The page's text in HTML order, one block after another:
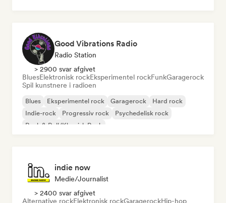
Good Vibrations Radio
Radio Station
> 2900 svar afgivet
BluesElektronisk rockEksperimentel rockFunkGaragerock
Spil kunstnere i radioen
Blues Eksperimentel rock Garagerock
Hard rock
Indie-rock
Progressiv rock
Psychedelisk rock
Rock & Roll/Klassisk Rock
indie now
Medie/journalist
> 2400 svar afgivet
Alternative rockElektronisk rockGaragerockHip-hop